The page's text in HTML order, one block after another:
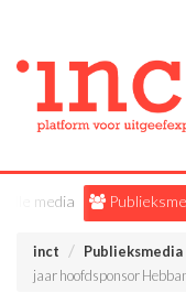
Alle media
inct Publieksmedia
jaar hoofdsponsor